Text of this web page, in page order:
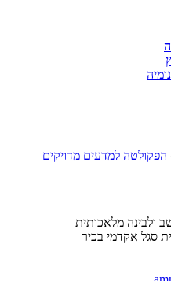
הפקולטה למדעים מדויקים
ולבינה מלאכותית
סגל אקדמי בכיר